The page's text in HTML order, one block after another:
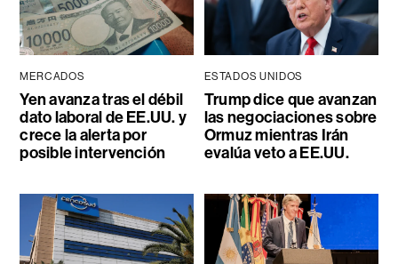
MERCADOS
Yen avanza tras el débil
dato laboral de EE.UU. y
crece la alerta por
posible intervención
ESTADOS UNIDOS
Trump dice que avanzan
las negociaciones sobre
Ormuz mientras Irán
evalúa veto a EE.UU.